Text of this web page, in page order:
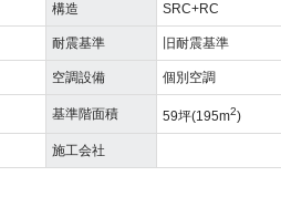
構造 SRC+RC
耐震基準 旧耐震基準
空調設備 個別空調
基準階面積 59坪(195m2)
施工会社